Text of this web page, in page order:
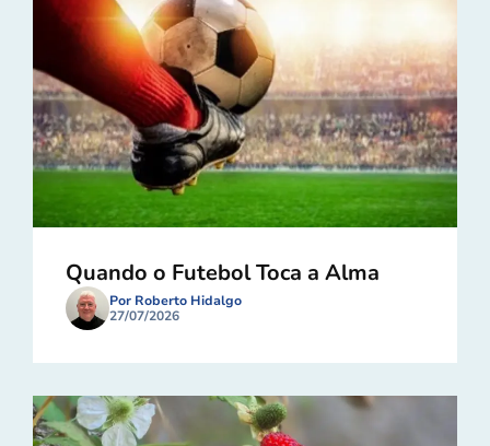
Quando o Futebol Toca a Alma
Por Roberto Hidalgo
27/07/2026